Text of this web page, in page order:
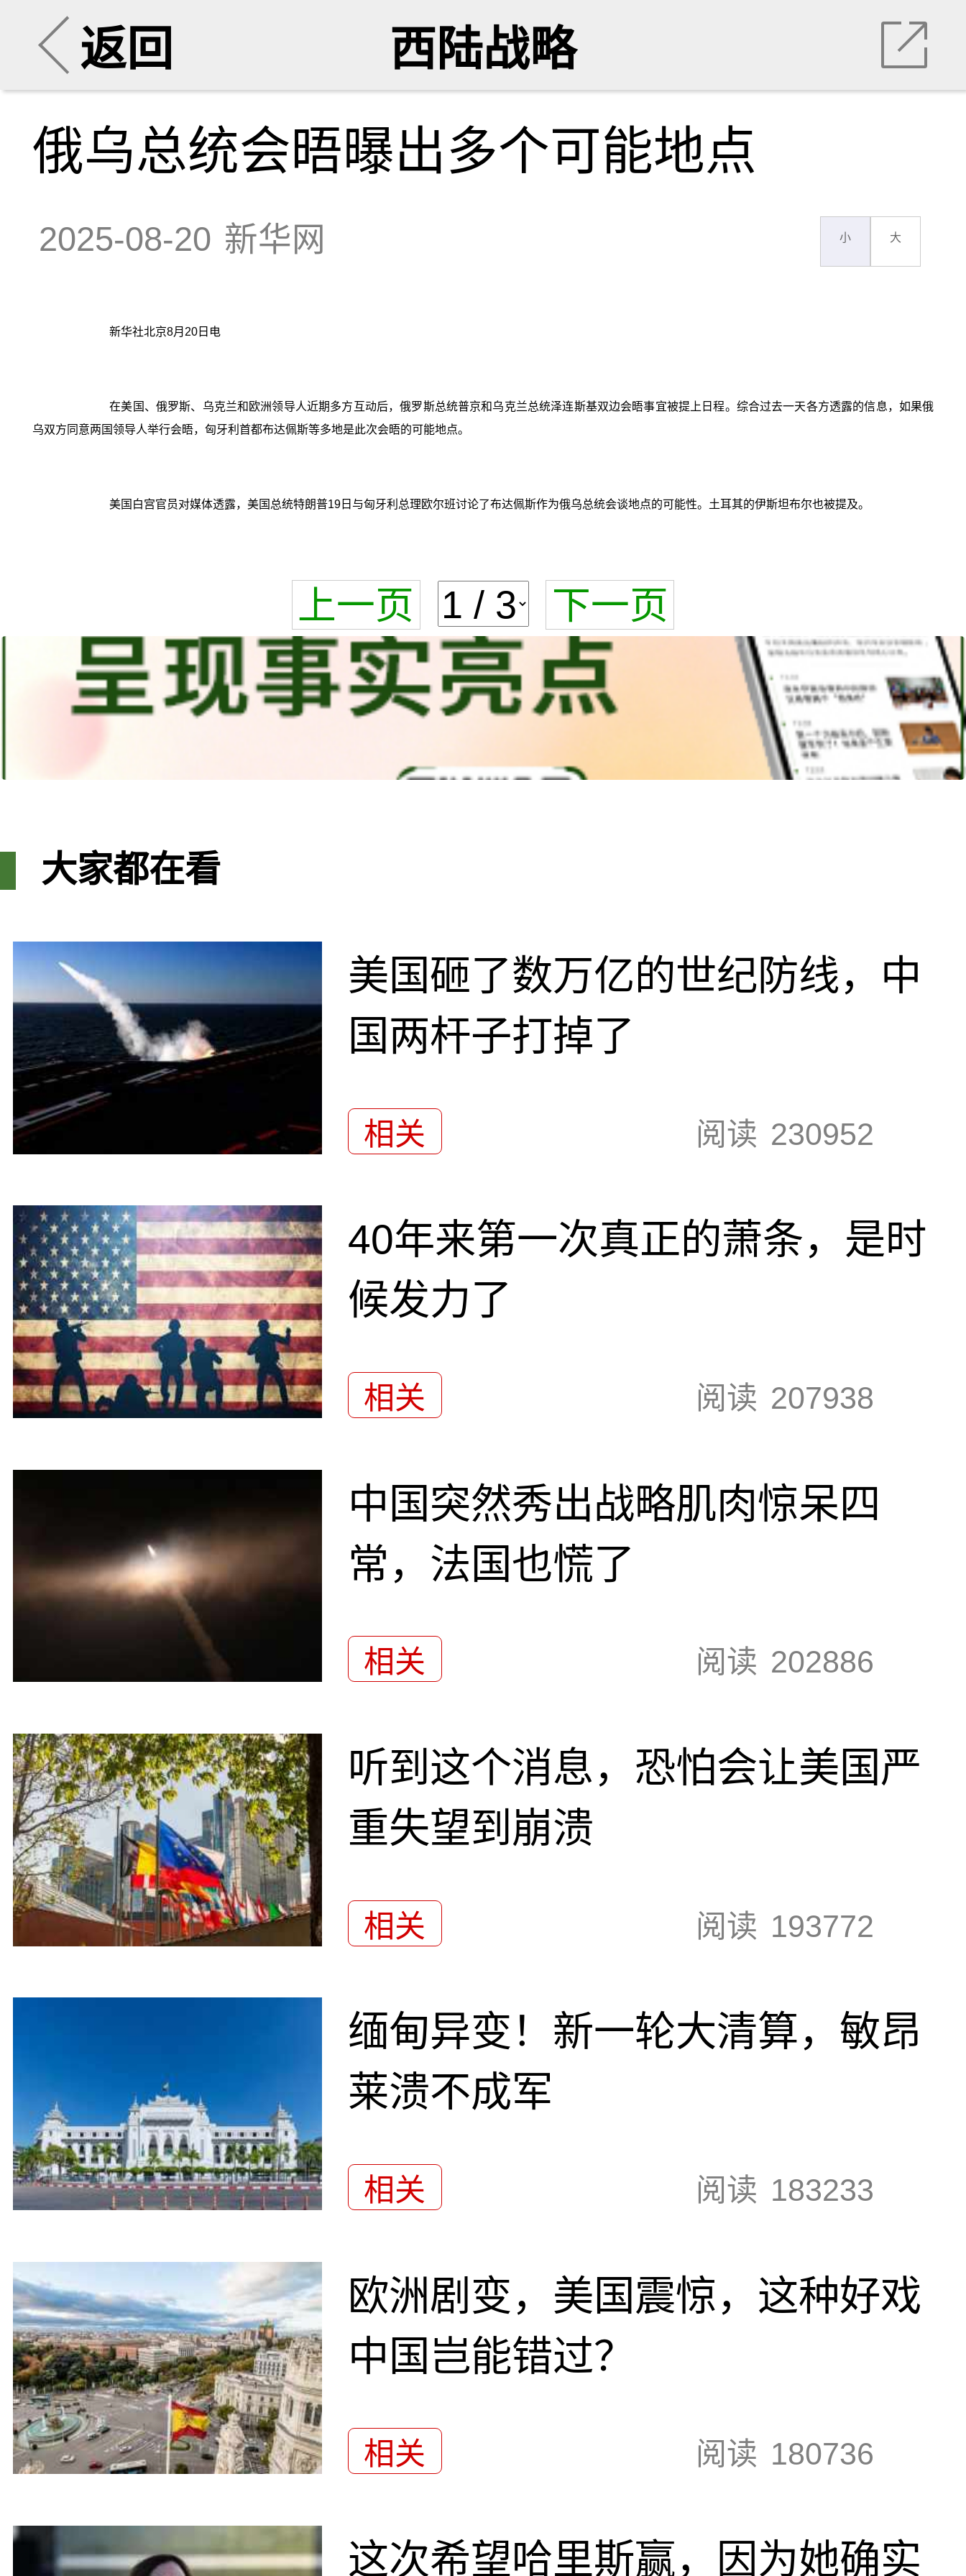
返回 西陆战略
俄乌总统会晤曝出多个可能地点
2025-08-20 新华网 小 大
新华社北京8月20日电
在美国、俄罗斯、乌克兰和欧洲领导人近期多方互动后，俄罗斯总统普京和乌克兰总统泽连斯基双边会晤事宜被提上日程。综合过去一天各方透露的信息，如果俄
乌双方同意两国领导人举行会晤，匈牙利首都布达佩斯等多地是此次会晤的可能地点。
美国白宫官员对媒体透露，美国总统特朗普19日与匈牙利总理欧尔班讨论了布达佩斯作为俄乌总统会谈地点的可能性。土耳其的伊斯坦布尔也被提及。
上一页 下一页
大家都在看
美国砸了数万亿的世纪防线，中
国两杆子打掉了
相关 阅读 230952
40年来第一次真正的萧条，是时
候发力了
相关 阅读 207938
中国突然秀出战略肌肉惊呆四
常，法国也慌了
相关 阅读 202886
听到这个消息，恐怕会让美国严
重失望到崩溃
相关 阅读 193772
缅甸异变！新一轮大清算，敏昂
莱溃不成军
相关 阅读 183233
欧洲剧变，美国震惊，这种好戏
中国岂能错过？
相关 阅读 180736
这次希望哈里斯赢，因为她确实